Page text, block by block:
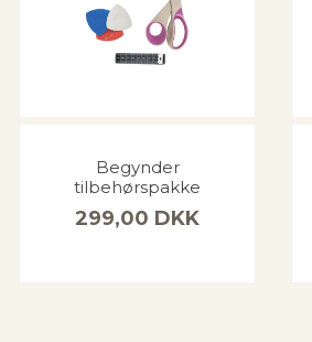
Begynder
tilbehørspakke
299,00 DKK